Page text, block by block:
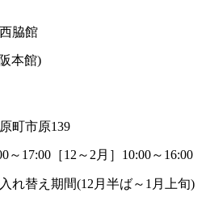
脇館
本館)
町市原139
～17:00［12～2月］10:00～16:00
れ替え期間(12月半ば～1月上旬)